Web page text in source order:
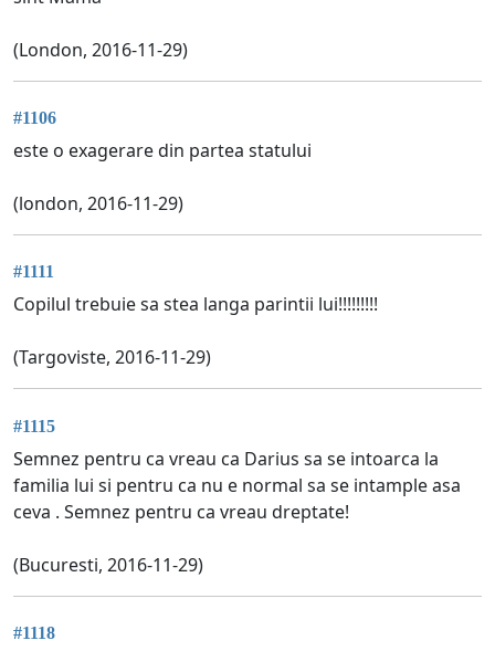
(London, 2016-11-29)
#1106
este o exagerare din partea statului
(london, 2016-11-29)
#1111
Copilul trebuie sa stea langa parintii lui!!!!!!!!!
(Targoviste, 2016-11-29)
#1115
Semnez pentru ca vreau ca Darius sa se intoarca la
familia lui si pentru ca nu e normal sa se intample asa
ceva . Semnez pentru ca vreau dreptate!
(Bucuresti, 2016-11-29)
#1118